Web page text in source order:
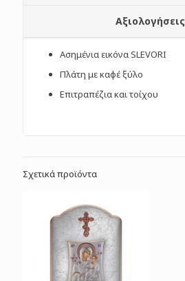
Αξιολογήσεις
Ασημένια εικόνα SLEVORI
Πλάτη με καφέ ξύλο
Επιτραπέζια και τοίχου
Σχετικά προϊόντα